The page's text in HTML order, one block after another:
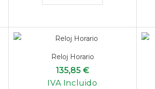
Reloj Horario
135,85 €
IVA Incluido